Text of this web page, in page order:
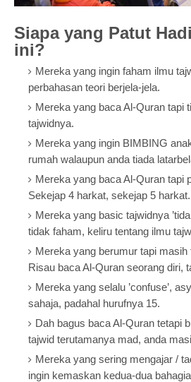
Siapa yang Patut
ini?
Mereka yang ingin faham ilmu
perbahasan teori berjela-jela.
Mereka yang baca Al-Quran tapi
tajwidnya.
Mereka yang ingin BIMBING
rumah walaupun anda tiada
Mereka yang baca Al-Quran tapi
Sekejap 4 harkat, sekejap 5 harkat.
Mereka yang basic tajwidnya
tidak faham, keliru tentang ilmu
Mereka yang berumur tapi masih
Risau baca Al-Quran seorang diri,
Mereka yang selalu ’confuse’,
sahaja, padahal hurufnya 15.
Dah bagus baca Al-Quran tetapi
tajwid terutamanya mad, anda
Mereka yang sering mengajar /
ingin kemaskan kedua-dua